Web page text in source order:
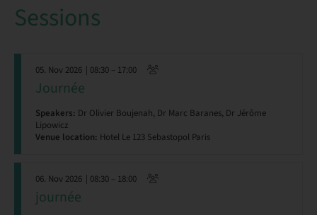
Sessions
05. Nov 2026 | 08:30 – 17:00
Journée
Speakers: Dr Olivier Boujenah, Dr Marc Baranes, Dr Jérôme
Lipowicz
Venue location: Hotel Le 123 Sebastopol Paris
06. Nov 2026 | 08:30 – 18:00
journée